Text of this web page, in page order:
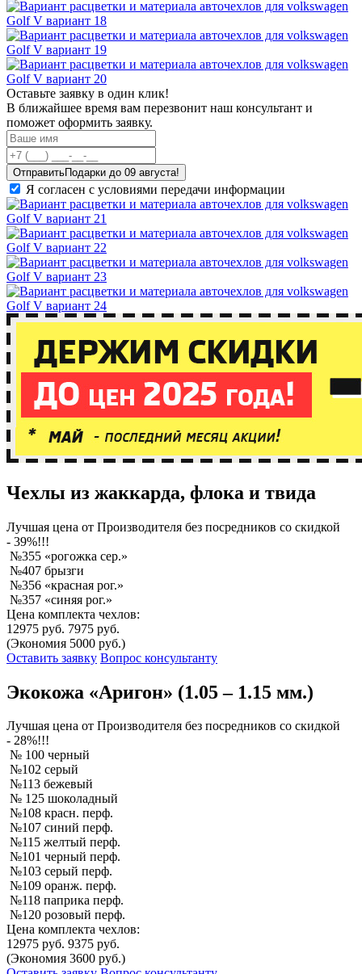
Оставьте заявку в один клик!
В ближайшее время вам перезвонит наш консультант и
поможет оформить заявку.
Отправить
Я согласен с условиями передачи информации
Чехлы из жаккарда, флока и твида
Лучшая цена от Производителя без посредников со скидкой
- 39%!!!
№355 «рогожка сер.»
№407 брызги
№356 «красная рог.»
№357 «синяя рог.»
Цена комплекта чехлов:
12975 руб. 7975 руб.
(Экономия 5000 руб.)
Оставить заявку Вопрос консультанту
Экокожа «Аригон» (1.05 – 1.15 мм.)
Лучшая цена от Производителя без посредников со скидкой
- 28%!!!
№ 100 черный
№102 серый
№113 бежевый
№ 125 шоколадный
№108 красн. перф.
№107 синий перф.
№115 желтый перф.
№101 черный перф.
№103 серый перф.
№109 оранж. перф.
№118 паприка перф.
№120 розовый перф.
Цена комплекта чехлов:
12975 руб. 9375 руб.
(Экономия 3600 руб.)